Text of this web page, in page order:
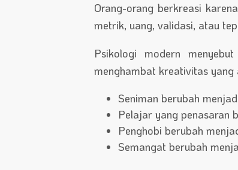
Orang-orang berkreasi
metrik, uang, validasi, atau
Psikologi modern
menghambat kreativitas yang
Seniman berubah
Pelajar yang penasaran
Penghobi berubah
Semangat berubah